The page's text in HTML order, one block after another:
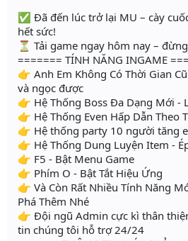
✅ Đã đến lúc trở lại MU – cày
hết sức!
⏳ Tải game ngay hôm nay –
======= TÍNH NĂNG INGAME
👉 Anh Em Không Có Thời Gian
và ngọc được
👉 Hệ Thống Boss Đa Dạng Mới -
👉 Hệ Thống Even Hấp Dẫn Theo
👉 Hệ thống party 10 người tăng
👉 Hệ Thống Dung Luyện Item -
👉 F5 - Bật Menu Game
👉 Phím O - Bật Tắt Hiệu Ứng
👉 Và Còn Rất Nhiều Tính Năng
Phá Thêm Nhé
👉 Đội ngũ Admin cực kì thân
tin chúng tôi hỗ trợ 24/24